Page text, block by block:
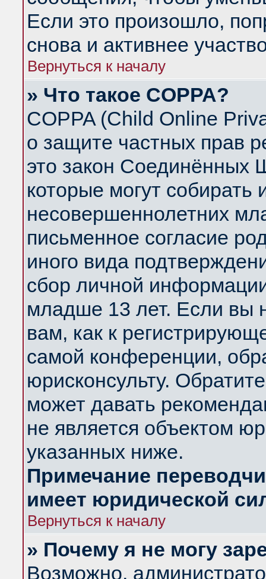
Если это произошло,
снова и активнее
Вернуться к началу
» Что такое COPPA?
COPPA (Child Online
о защите частных прав
это закон Соединённых
которые могут
несовершеннолетних
письменное согласие
иного вида
сбор личной
младше 13 лет. Если вы
вам, как к
самой конференции,
юрисконсульту.
может давать
не является объектом
указанных ниже.
Примечание
имеет юридической
Вернуться к началу
» Почему я не могу
Возможно,